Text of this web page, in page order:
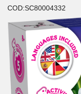
COD:SC80004332